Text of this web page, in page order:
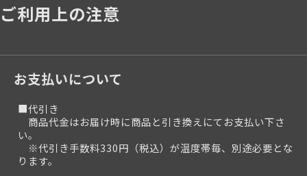
ご利用上の注意
お支払いについて
■代引き
商品代金はお届け時に商品と引き換えにてお支払い下さ
い。
※代引き手数料330円（税込）が温度帯毎、別途必要とな
ります。